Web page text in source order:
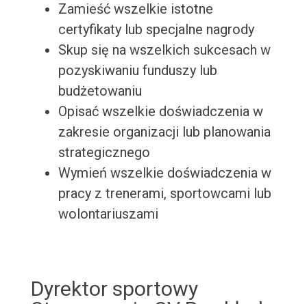
Zamieść wszelkie istotne
certyfikaty lub specjalne nagrody
Skup się na wszelkich sukcesach w
pozyskiwaniu funduszy lub
budżetowaniu
Opisać wszelkie doświadczenia w
zakresie organizacji lub planowania
strategicznego
Wymień wszelkie doświadczenia w
pracy z trenerami, sportowcami lub
wolontariuszami
Dyrektor sportowy